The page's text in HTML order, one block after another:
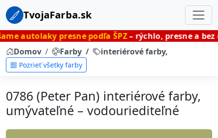
TvojaFarba.sk
presne podľa ŠPZ– rýchlo, presne a bez čakania.
Domov
Farby interiérové farby,
Pozrieť všetky farby
0786 (Peter Pan) interiérové farby,
umývateľné – vodouriediteľné